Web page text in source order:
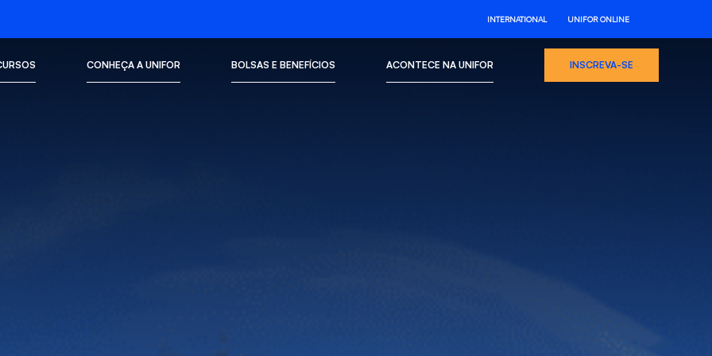
INTERNATIONAL UNIFOR ONLINE
CONHEÇA A UNIFOR BOLSAS E BENEFÍCIOS ACONTECE NA UNIFOR INSCREVA-SE